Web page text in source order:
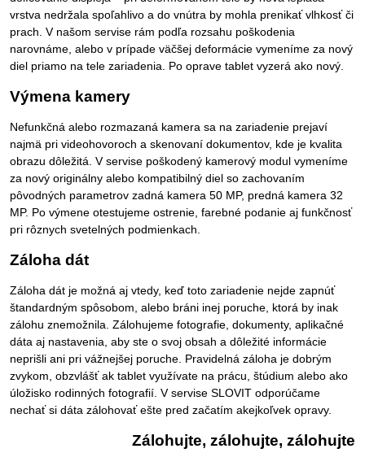
vrstva nedržala spoľahlivo a do vnútra by mohla prenikať vlhkosť či
prach. V našom servise rám podľa rozsahu poškodenia
narovnáme, alebo v prípade väčšej deformácie vymeníme za nový
diel priamo na tele zariadenia. Po oprave tablet vyzerá ako nový.
Výmena kamery
Nefunkčná alebo rozmazaná kamera sa na zariadenie prejaví
najmä pri videohovoroch a skenovaní dokumentov, kde je kvalita
obrazu dôležitá. V servise poškodený kamerový modul vymeníme
za nový originálny alebo kompatibilný diel so zachovaním
pôvodných parametrov zadná kamera 50 MP, predná kamera 32
MP. Po výmene otestujeme ostrenie, farebné podanie aj funkčnosť
pri rôznych svetelných podmienkach.
Záloha dát
Záloha dát je možná aj vtedy, keď toto zariadenie nejde zapnúť
štandardným spôsobom, alebo bráni inej poruche, ktorá by inak
zálohu znemožnila. Zálohujeme fotografie, dokumenty, aplikačné
dáta aj nastavenia, aby ste o svoj obsah a dôležité informácie
neprišli ani pri vážnejšej poruche. Pravidelná záloha je dobrým
zvykom, obzvlášť ak tablet využívate na prácu, štúdium alebo ako
úložisko rodinných fotografií. V servise SLOVIT odporúčame
nechať si dáta zálohovať ešte pred začatím akejkoľvek opravy.
Zálohujte, zálohujte, zálohujte